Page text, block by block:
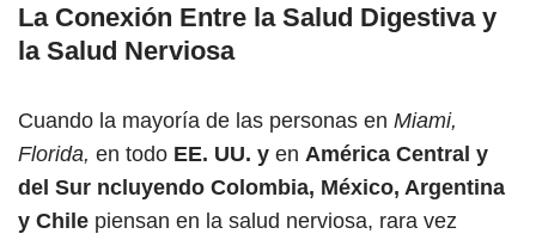
La Conexión Entre la Salud Digestiva y
la Salud Nerviosa
Cuando la mayoría de las personas en Miami,
Florida, en todo EE. UU. y en América Central y
del Sur ncluyendo Colombia, México, Argentina
y Chile piensan en la salud nerviosa, rara vez